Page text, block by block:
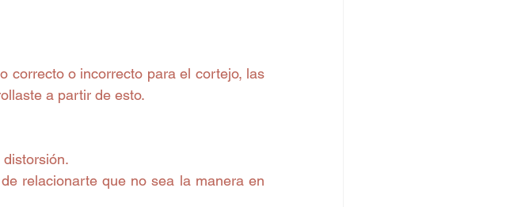
correcto o incorrecto para el cortejo, las
a partir de esto.
relacionarte que no sea la manera en